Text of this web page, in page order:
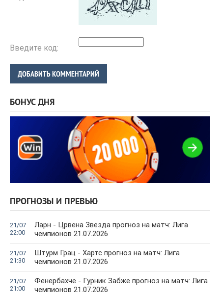
Введите код:
ДОБАВИТЬ КОММЕНТАРИЙ
БОНУС ДНЯ
ПРОГНОЗЫ И ПРЕВЬЮ
21/07
22:00
Ларн - Црвена Звезда прогноз на матч: Лига
чемпионов 21.07.2026
21/07
21:30
Штурм Грац - Хартс прогноз на матч: Лига
чемпионов 21.07.2026
21/07
21:00
Фенербахче - Гурник Забже прогноз на матч: Лига
чемпионов 21.07.2026